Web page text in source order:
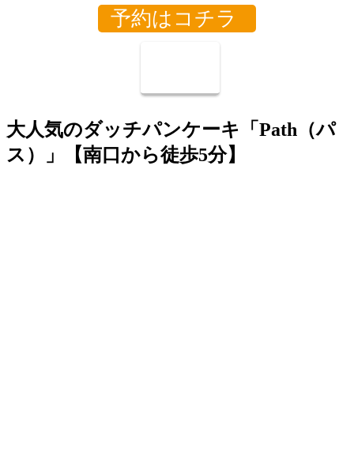
予約はコチラ
大人気のダッチパンケーキ「Path（パ
ス）」【南口から徒歩5分】